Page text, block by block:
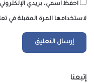
احفظ اسمي، بريدي
لاستخدامها المرة المقبلة في
إتبعنا